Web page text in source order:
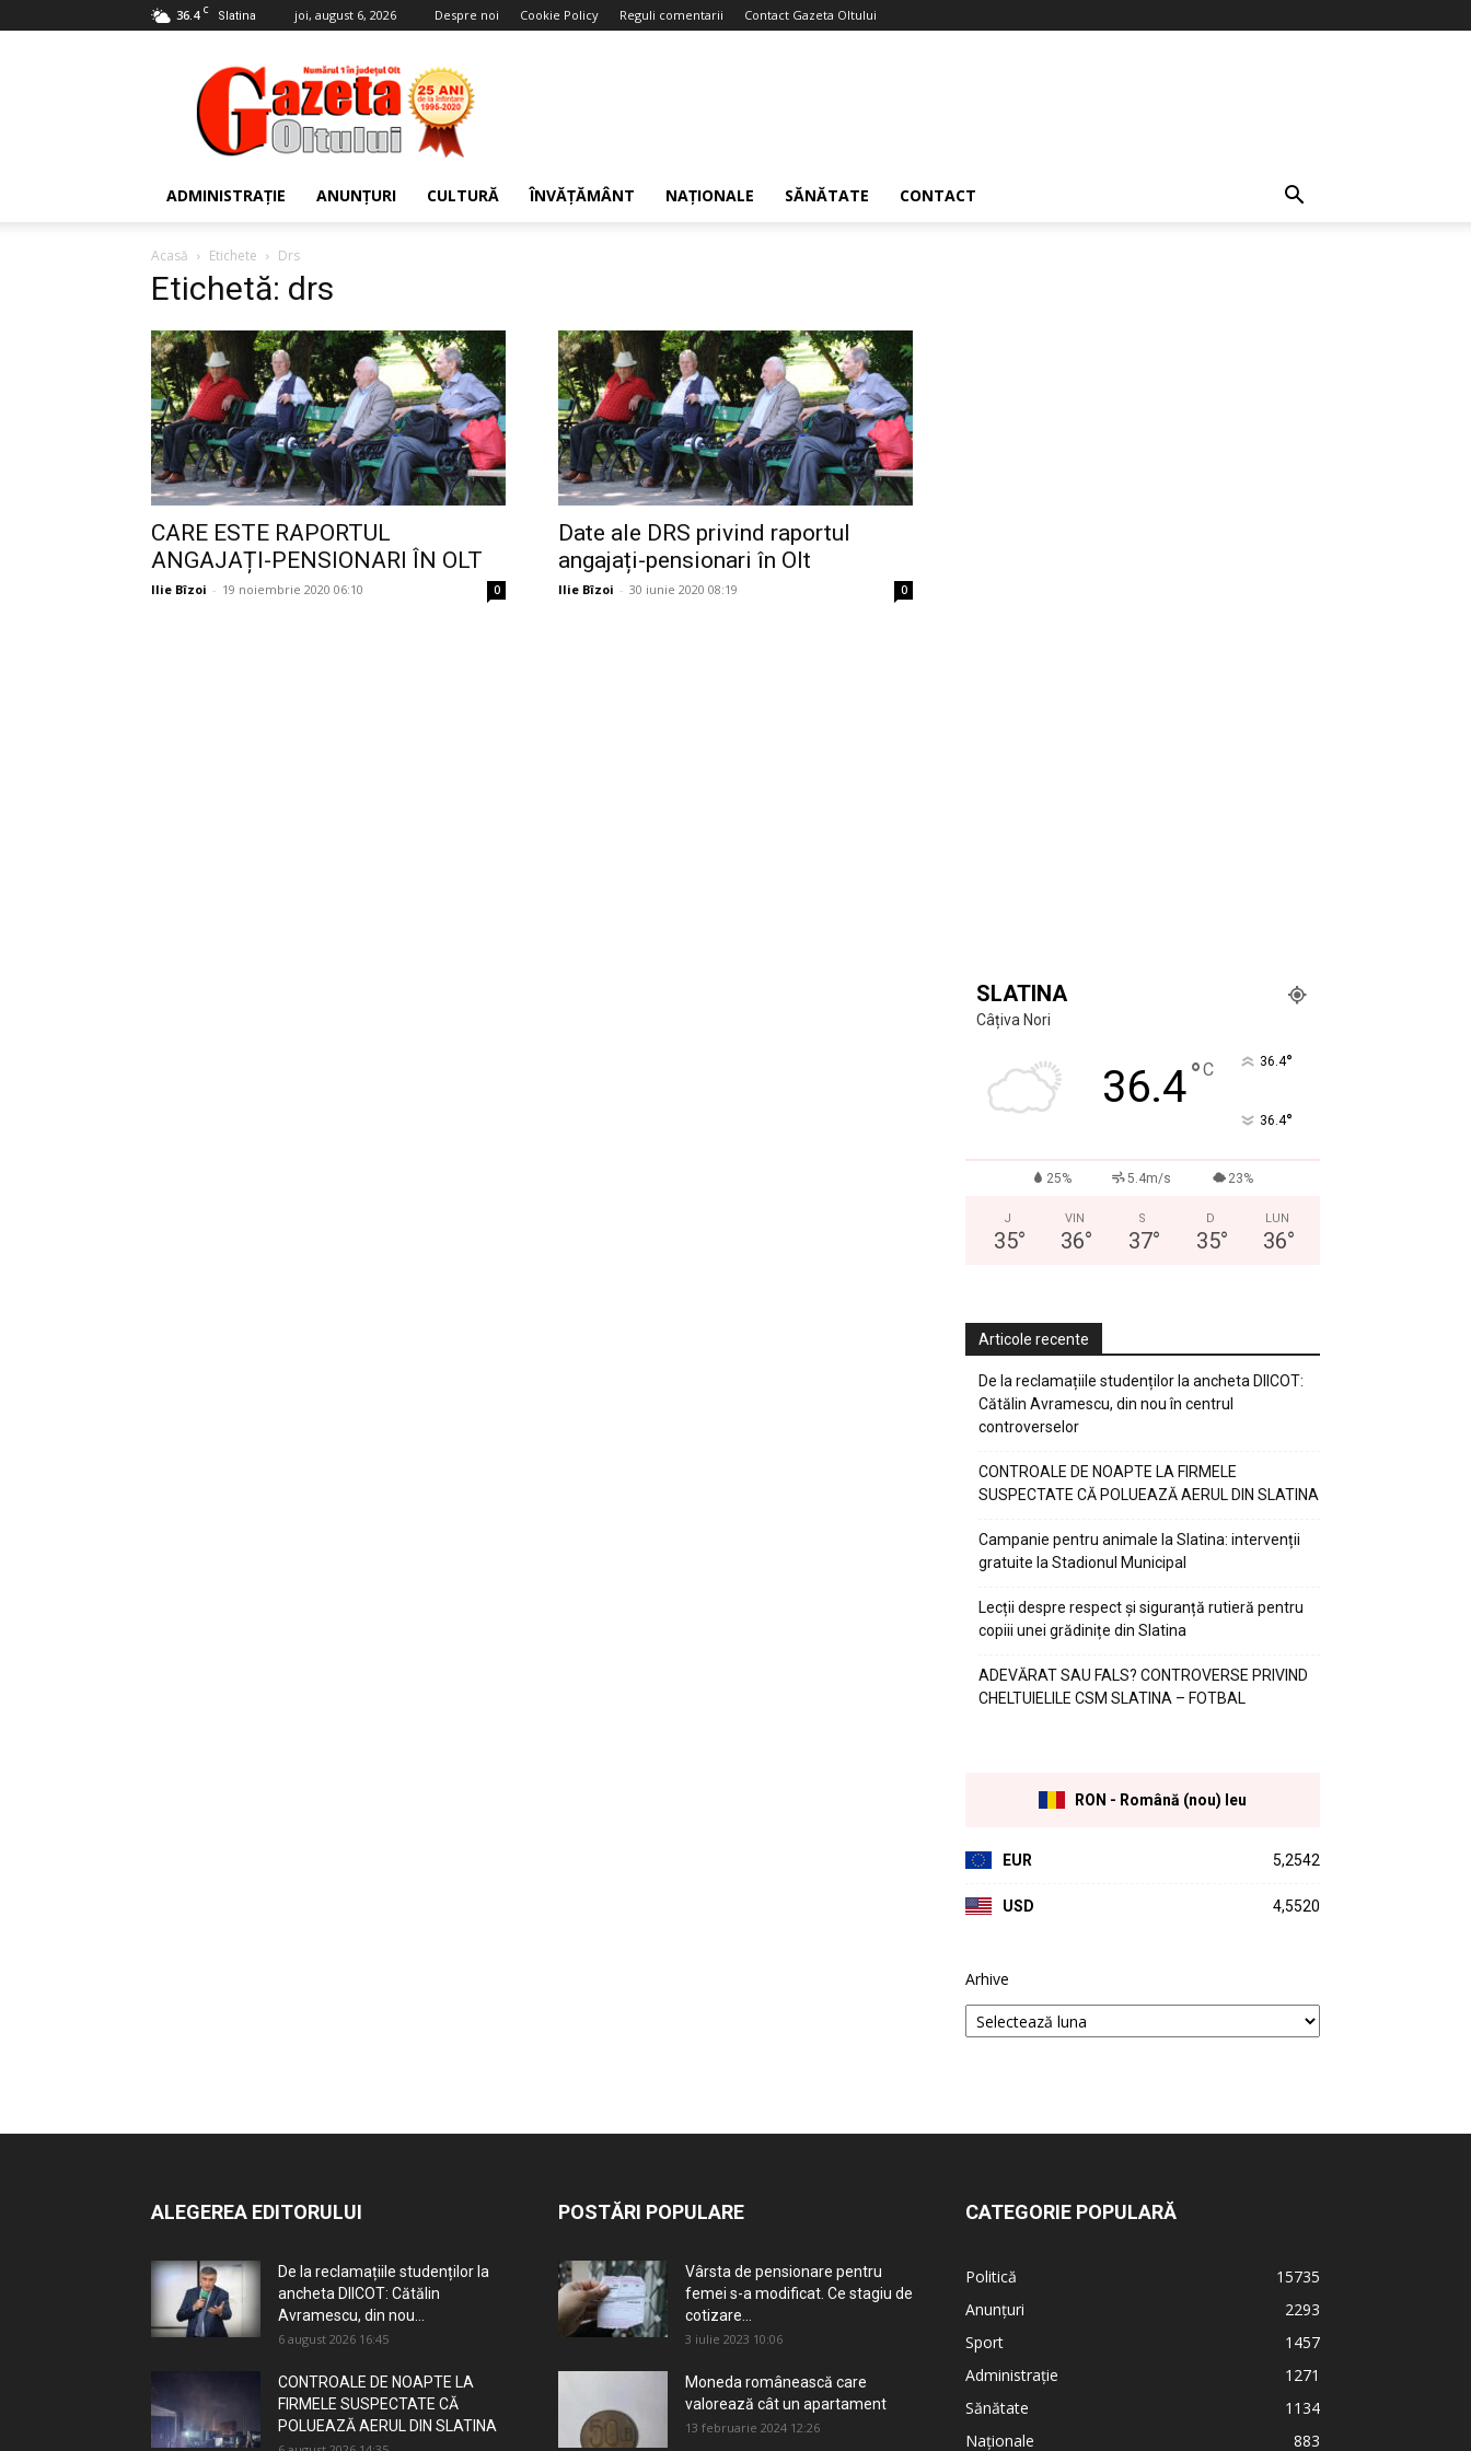
36.4 C Slatina joi, august 6, 2026 Despre noi Cookie Policy Reguli comentarii Contact Gazeta Oltului
Gazeta
Oltului
ADMINISTRAȚIE ANUNȚURI CULTURĂ ÎNVĂȚĂMÂNT NAȚIONALE SĂNĂTATE CONTACT
Acasă Etichete Drs
Etichetă: drs
CARE ESTE RAPORTUL
ANGAJAȚI-PENSIONARI ÎN OLT
Ilie Bîzoi - 19 noiembrie 2020 06:10 0
Date ale DRS privind raportul
angajați-pensionari în Olt
Ilie Bîzoi - 30 iunie 2020 08:19 0
SLATINA
Câțiva Nori
36.4°C 36.4°
36.4°
25% 5.4m/s 23%
J
35°
VIN
36°
S
37°
D
35°
LUN
36°
Articole recente
De la reclamațiile studenților la ancheta DIICOT:
Cătălin Avramescu, din nou în centrul
controverselor
CONTROALE DE NOAPTE LA FIRMELE
SUSPECTATE CĂ POLUEAZĂ AERUL DIN SLATINA
Campanie pentru animale la Slatina: intervenții
gratuite la Stadionul Municipal
Lecții despre respect și siguranță rutieră pentru
copiii unei grădinițe din Slatina
ADEVĂRAT SAU FALS? CONTROVERSE PRIVIND
CHELTUIELILE CSM SLATINA – FOTBAL
RON - Română (nou) leu
EUR 5,2542
USD 4,5520
Arhive
ALEGEREA EDITORULUI
De la reclamațiile studenților la
ancheta DIICOT: Cătălin
Avramescu, din nou...
6 august 2026 16:45
CONTROALE DE NOAPTE LA
FIRMELE SUSPECTATE CĂ
POLUEAZĂ AERUL DIN SLATINA
POSTĂRI POPULARE
Vârsta de pensionare pentru
femei s-a modificat. Ce stagiu de
cotizare...
3 iulie 2023 10:06
Moneda românească care
valorează cât un apartament
13 februarie 2024 12:26
CATEGORIE POPULARĂ
Politică
15735
Anunțuri
2293
Sport
1457
Administrație
1271
Sănătate
1134
Naționale
883